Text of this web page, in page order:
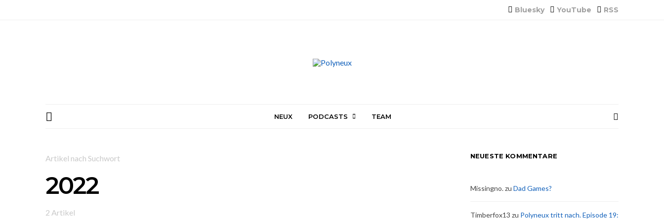
Bluesky YouTube RSS
NEUX PODCASTS TEAM
Artikel nach Suchwort
2022
2 Artikel
NEUESTE KOMMENTARE
Missingno.zu Dad Games?
Timberfox13 zu Polyneux tritt nach. Episode 19: